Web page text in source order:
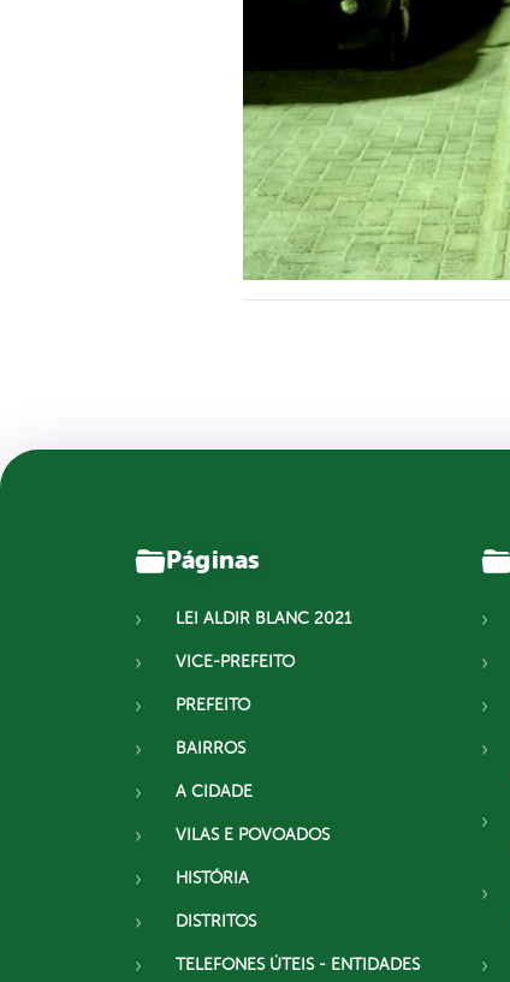
Páginas
LEI ALDIR BLANC 2021
VICE-PREFEITO
PREFEITO
BAIRROS
A CIDADE
VILAS E POVOADOS
HISTÓRIA
DISTRITOS
TELEFONES ÚTEIS - ENTIDADES